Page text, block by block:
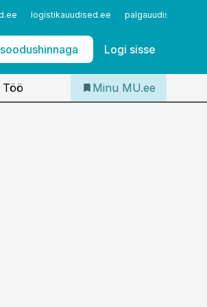
logistikauudised.ee palgauudised.ee
Logi sisse
Iseteenindus
Telli Meditsiiniuudised
Töö Minu MU.ee